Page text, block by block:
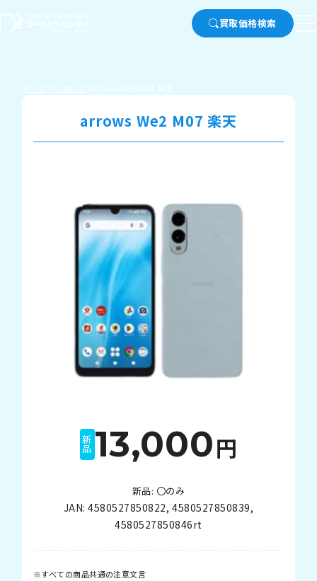
買取価格検索
トップ Android arrows We2 M07 楽天
arrows We2 M07 楽天
新品13,000円
新品: 〇のみ
JAN:4580527850822,4580527850839,
4580527850846rt
すべての商品共通の注意文言